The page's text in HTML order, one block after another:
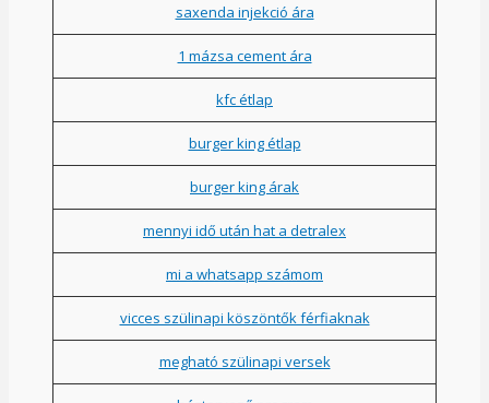
saxenda injekció ára
1 mázsa cement ára
kfc étlap
burger king étlap
burger king árak
mennyi idő után hat a detralex
mi a whatsapp számom
vicces szülinapi köszöntők férfiaknak
megható szülinapi versek